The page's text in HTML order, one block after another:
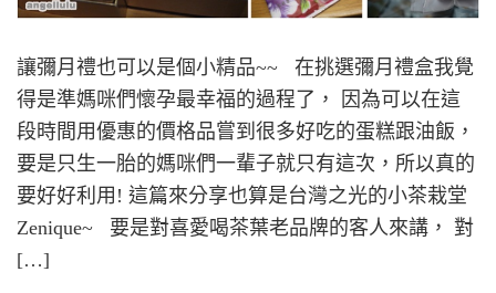
讓彌月禮也可以是個小精品~~ 在挑選彌月禮盒我覺
得是準媽咪們懷孕最幸福的過程了， 因為可以在這
段時間用優惠的價格品嘗到很多好吃的蛋糕跟油飯，
要是只生一胎的媽咪們一輩子就只有這次，所以真的
要好好利用! 這篇來分享也算是台灣之光的小茶栽堂
Zenique~ 要是對喜愛喝茶葉老品牌的客人來講， 對
[…]